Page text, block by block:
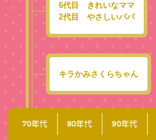
6代目 きれいなママ
2代目 やさしいパパ
キラかみさくらちゃん
LiccA
70年代 80年代 90年代